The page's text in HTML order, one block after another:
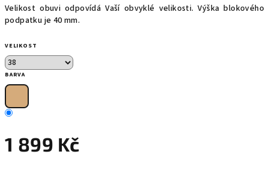
Velikost obuvi odpovídá Vaší obvyklé velikosti. Výška blokového
podpatku je 40 mm.
VELIKOST
BARVA
1 899 Kč